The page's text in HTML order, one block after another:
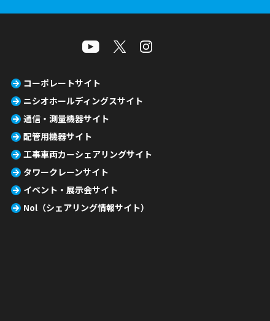
コーポレートサイト
ニシオホールディングスサイト
通信・測量機器サイト
配管用機器サイト
工事車両カーシェアリングサイト
タワークレーンサイト
イベント・展示会サイト
Nol（シェアリング情報サイト）